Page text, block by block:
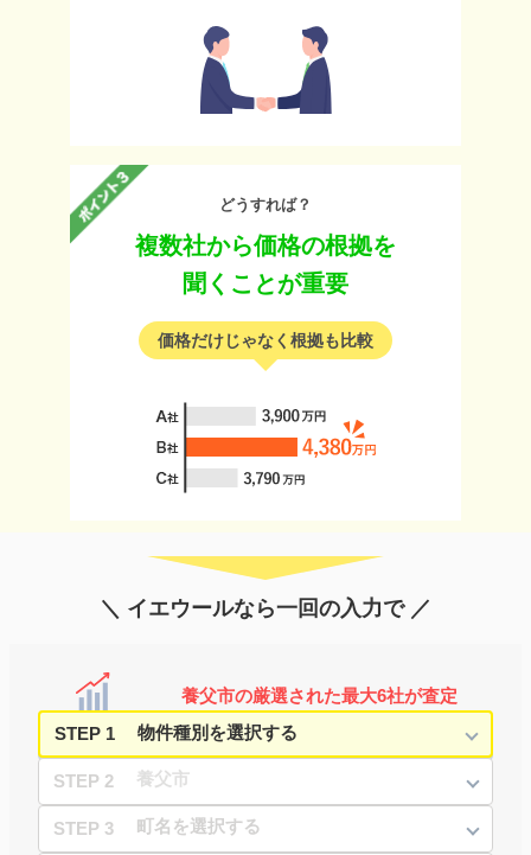
どうすれば？
複数社から価格の根拠を
聞くことが重要
価格だけじゃなく根拠も比較
＼ イエウールなら一回の入力で ／
養父市の厳選された最大6社が査定
STEP 1
STEP 2
STEP 3